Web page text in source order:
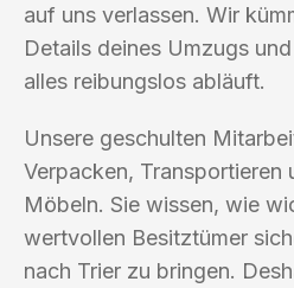
auf uns verlassen. Wir
Details deines Umzugs
alles reibungslos abläuft.
Unsere geschulten
Verpacken, Transportieren
Möbeln. Sie wissen, wie
wertvollen Besitztümer
nach Trier zu bringen.